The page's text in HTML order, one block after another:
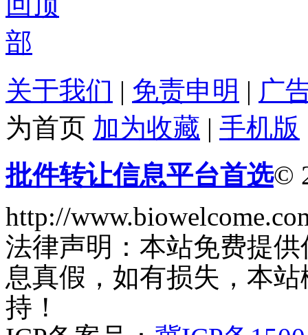
关于我们 | 免责申明 | 广
为首页 加为收藏 | 手机版
批件转让信息平台首选©
http://
法律声明：本站免费提
息真假，如有损失，本
持！